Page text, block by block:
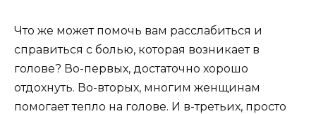
Что же может помочь вам расслабиться и
справиться с болью, которая возникает в
голове? Во-первых, достаточно хорошо
отдохнуть. Во-вторых, многим женщинам
помогает тепло на голове. И в-третьих, просто